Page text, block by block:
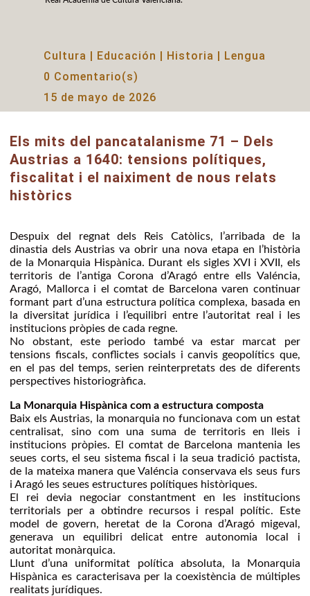
Cultura | Educación | Historia | Lengua
0 Comentario(s)
15 de mayo de 2026
Els mits del pancatalanisme 71 – Dels
Austrias a 1640: tensions polítiques,
fiscalitat i el naiximent de nous relats
històrics
Despuix del regnat dels Reis Catòlics, l’arribada de la
dinastia dels Austrias va obrir una nova etapa en l’història
de la Monarquia Hispànica. Durant els sigles XVI i XVII, els
territoris de l’antiga Corona d’Aragó entre ells Valéncia,
Aragó, Mallorca i el comtat de Barcelona varen continuar
formant part d’una estructura política complexa, basada en
la diversitat jurídica i l’equilibri entre l’autoritat real i les
institucions pròpies de cada regne.
No obstant, este periodo també va estar marcat per
tensions fiscals, conflictes socials i canvis geopolítics que,
en el pas del temps, serien reinterpretats des de diferents
perspectives historiogràfica.
La Monarquia Hispànica com a estructura composta
Baix els Austrias, la monarquia no funcionava com un estat
centralisat, sino com una suma de territoris en lleis i
institucions pròpies. El comtat de Barcelona mantenia les
seues corts, el seu sistema fiscal i la seua tradició pactista,
de la mateixa manera que Valéncia conservava els seus furs
i Aragó les seues estructures polítiques històriques.
El rei devia negociar constantment en les institucions
territorials per a obtindre recursos i respal polític. Este
model de govern, heretat de la Corona d’Aragó migeval,
generava un equilibri delicat entre autonomia local i
autoritat monàrquica.
Llunt d’una uniformitat política absoluta, la Monarquia
Hispànica es caracterisava per la coexistència de múltiples
realitats jurídiques.